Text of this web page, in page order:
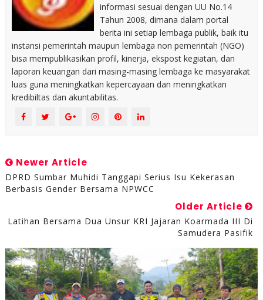
informasi sesuai dengan UU No.14
Tahun 2008, dimana dalam portal
berita ini setiap lembaga publik, baik itu
instansi pemerintah maupun lembaga non pemerintah (NGO)
bisa mempublikasikan profil, kinerja, ekspost kegiatan, dan
laporan keuangan dari masing-masing lembaga ke masyarakat
luas guna meningkatkan kepercayaan dan meningkatkan
kredibiltas dan akuntabilitas.
Newer Article
DPRD Sumbar Muhidi Tanggapi Serius Isu Kekerasan
Berbasis Gender Bersama NPWCC
Older Article
Latihan Bersama Dua Unsur KRI Jajaran Koarmada III Di
Samudera Pasifik